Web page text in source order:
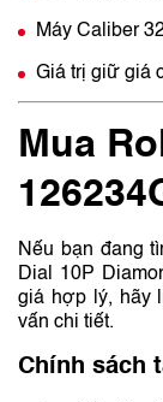
Máy Caliber
Giá trị giữ giá
Mua
Nếu bạn đang
Dial 10P
giá hợp lý, hãy
vấn chi tiết.
Chính sách